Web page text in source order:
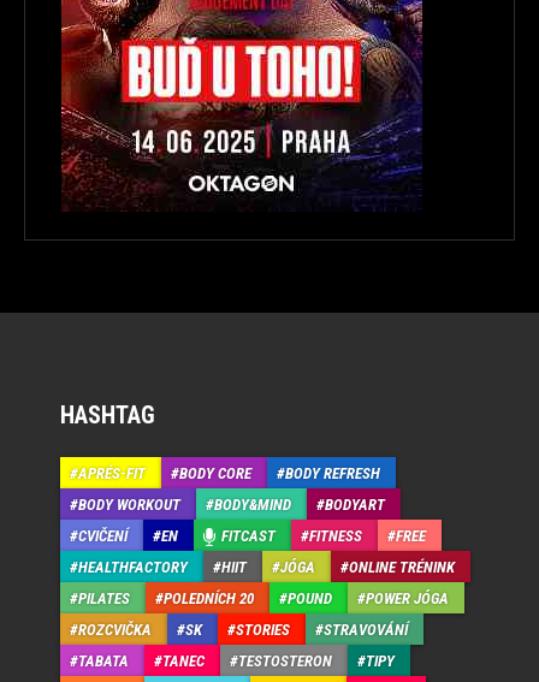
HASHTAG
APRÉS-FIT BODY CORE
BODY REFRESH
BODY WORKOUT
BODY&MIND
BODYART
CVIČENÍ
EN FITCAST FITNESS
FREE
HEALTHFACTORY
HIIT JÓGA
ONLINE TRÉNINK
PILATES
POLEDNÍCH 20 POUND
POWER JÓGA
ROZCVIČKA
SK STORIES
STRAVOVÁNÍ
TABATA
TANEC TESTOSTERON
TIPY